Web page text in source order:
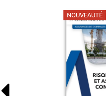
NOUVEAUTÉ